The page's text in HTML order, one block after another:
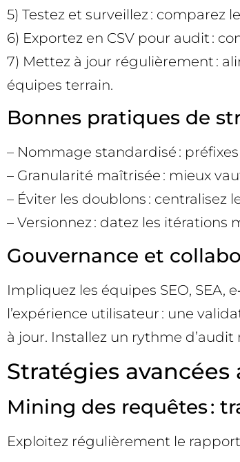
5) Testez et surveillez : comparez
6) Exportez en CSV pour audit :
7) Mettez à jour régulièrement :
équipes terrain.
Bonnes pratiques de
– Nommage standardisé :
– Granularité maîtrisée : mieux
– Éviter les doublons : centralisez
– Versionnez : datez les itérations
Gouvernance et
Impliquez les équipes SEO,
l’expérience utilisateur : une
à jour. Installez un rythme
Stratégies
Mining des requêtes :
Exploitez régulièrement le